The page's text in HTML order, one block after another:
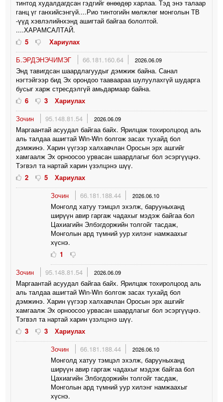
тинтод худалдагдсан гэдгийг өнөөдөр харлаа. Тэд энэ талаар
ганц үг ганхийсэнгүй....Рио тинтогийн мөлжлөг монголын ТВ
-үүд хэвлэлийнхэнд ашигтай байгаа бололтой.
....ХАРАМСАЛТАЙ.
5
Хариулах
Б.ЭРДЭНЭЧИМЭГ
66.181.160.64 2026.06.09
Энд тавигдсан шаардлагуудыг дэмжиж байна. Санал
нэгтэйгээр бид Эх орондоо тааваараа шулуулахгүй шударга
бусыг харж стресдэлгүй амьдармаар байна.
6
3
Хариулах
Зочин
95.148.81.54 2026.06.09
Маргаантай асуудал байгаа байх. Ярилцаж тохиролцоод аль
аль талдаа ашигтай Win-Win болгож засах тухайд бол
дэмжинэ. Харин үүгээр халхавчлан Оросын эрх ашгийг
хамгаалж Эх орноосоо урвасан шаардлагыг бол эсэргүүцнэ.
Тэгвэл та нартай харин үзэлцэнэ шүү.
2
5
Хариулах
Зочин
66.181.188.44 2026.06.10
Монголд хатуу тэмцэл эхэлж, барууныханд
ширүүн авир гаргаж чадахыг мэдэж байгаа бол
Цахиагийн Элбэгдоржийн толгойг тасдаж,
Монголын ард түмний уур хилэнг намжаахыг
хүснэ.
1
Зочин
95.148.81.54 2026.06.09
Маргаантай асуудал байгаа байх. Ярилцаж тохиролцоод аль
аль талдаа ашигтай Win-Win болгож засах тухайд бол
дэмжинэ. Харин үүгээр халхавчлан Оросын эрх ашгийг
хамгаалж Эх орноосоо урвасан шаардлагыг бол эсэргүүцнэ.
Тэгвэл та нартай харин үзэлцэнэ шүү.
3
3
Хариулах
Зочин
66.181.188.44 2026.06.10
Монголд хатуу тэмцэл эхэлж, барууныханд
ширүүн авир гаргаж чадахыг мэдэж байгаа бол
Цахиагийн Элбэгдоржийн толгойг тасдаж,
Монголын ард түмний уур хилэнг намжаахыг
хүснэ.